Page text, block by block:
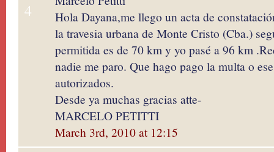
4
Hola Dayana,me llego un acta de
la travesia urbana de Monte Cristo (Cba.)
permitida es de 70 km y yo pasé a 96 km
nadie me paro. Que hago pago la multa o
autorizados.
Desde ya muchas gracias atte-
MARCELO PETITTI
March 3rd, 2010 at 12:15